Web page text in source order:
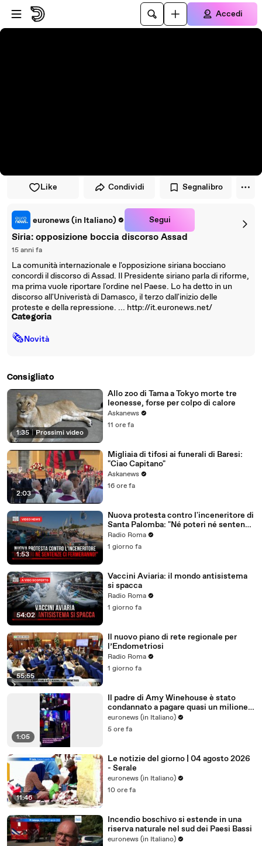
Vai al lettore
Passa al contenuto principale
Accedi
Like Condividi Segnalibro
euronews (in Italiano) Segui
Siria: opposizione boccia discorso Assad
15 anni fa
La comunità internazionale e l'opposizione siriana bocciano
concordi il discorso di Assad. Il Presidente siriano parla di riforme,
ma prima vuole riportare l'ordine nel Paese. Lo ha detto in un
discorso all'Univeristà di Damasco, il terzo dall'inizio delle
proteste e della repressione. ... http://it.euronews.net/
Categoria
🗞Novità
Consigliato
1:35 | Prossimi video
Allo zoo di Tama a Tokyo morte tre
leonesse, forse per colpo di calore
Askanews
11 ore fa
2:03
Migliaia di tifosi ai funerali di Baresi:
"Ciao Capitano"
Askanews
16 ore fa
1:53
Nuova protesta contro l'inceneritore di
Santa Palomba: "Né poteri né sentenze
ci fermeranno!"
Radio Roma
1 giorno fa
54:02
Vaccini Aviaria: il mondo antisistema
si spacca
Radio Roma
1 giorno fa
55:55
Il nuovo piano di rete regionale per
l’Endometriosi
Radio Roma
1 giorno fa
1:05
Il padre di Amy Winehouse è stato
condannato a pagare quasi un milione
di sterline alle amiche
euronews (in Italiano)
5 ore fa
11:46
Le notizie del giorno | 04 agosto 2026
- Serale
euronews (in Italiano)
10 ore fa
Incendio boschivo si estende in una
riserva naturale nel sud dei Paesi Bassi
euronews (in Italiano)